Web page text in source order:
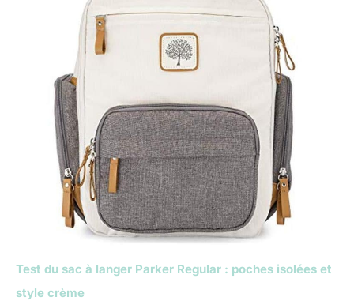
Test du sac à langer Parker Regular : poches isolées et
style crème